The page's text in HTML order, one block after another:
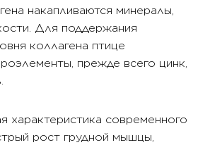
накапливаются минералы,
Для поддержания
коллагена птице
прежде всего цинк,
характеристика современного
рост грудной мышцы,